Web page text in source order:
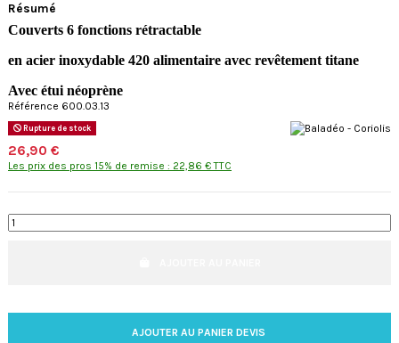
Résumé
Couverts 6 fonctions rétractable
en acier inoxydable 420 alimentaire avec revêtement titane
Avec étui néoprène
Référence 600.03.13
Rupture de stock
26,90 €
Les prix des pros 15% de remise : 22,86 € TTC
AJOUTER AU PANIER DEVIS